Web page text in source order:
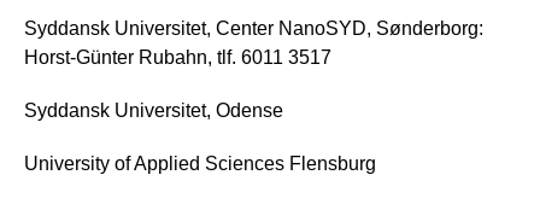
Syddansk Universitet, Center NanoSYD, Sønderborg:
Horst-Günter Rubahn, tlf. 6011 3517
Syddansk Universitet, Odense
University of Applied Sciences Flensburg